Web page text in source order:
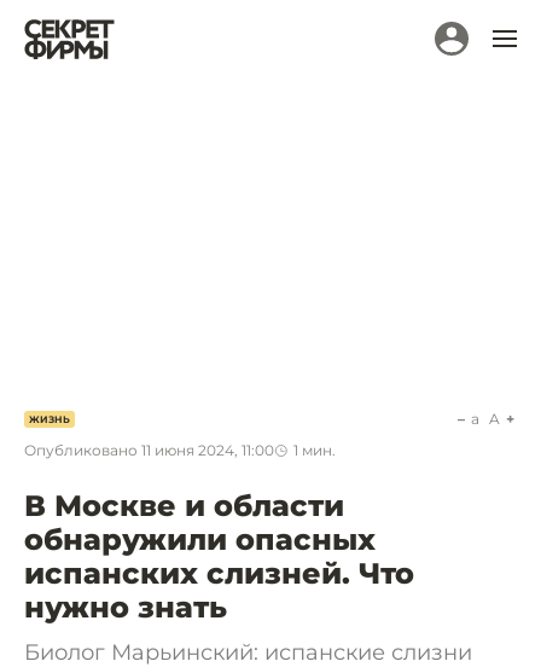
ЖИЗНЬ
Опубликовано 11 июня 2024, 11:00 1 мин.
a A
В Москве и области
обнаружили опасных
испанских слизней. Что
нужно знать
Биолог Марьинский: испанские слизни